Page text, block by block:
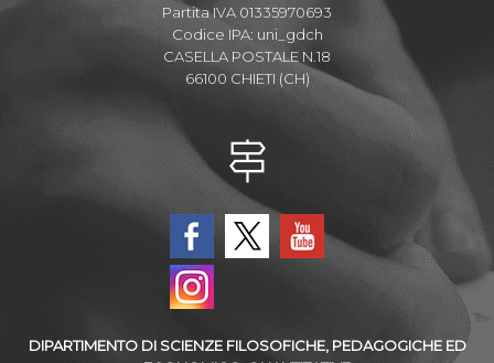
Partita IVA 01335970693
Codice IPA: uni_gdch
CASELLA POSTALE N.18
66100 CHIETI (CH)
DIPARTIMENTO DI SCIENZE FILOSOFICHE, PEDAGOGICHE ED